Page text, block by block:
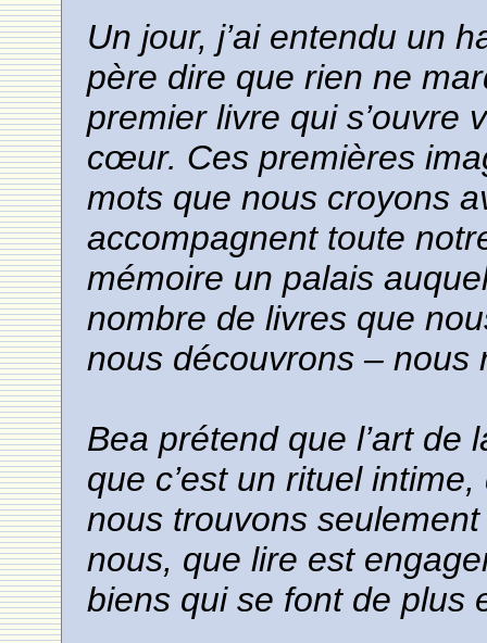
Un jour, j’ai entendu un
père dire que rien ne
premier livre qui s’ouvre
cœur. Ces premières
mots que nous croyons
accompagnent toute
mémoire un palais
nombre de livres que
nous découvrons – nous
Bea prétend que l’art de
que c’est un rituel
nous trouvons
nous, que lire est
biens qui se font de plus